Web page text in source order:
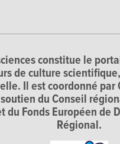
constitue le
de culture
Il est coordonné par
du Conseil
du Fonds Européen de
Régional.